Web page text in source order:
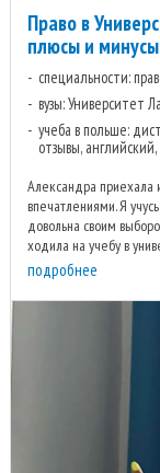
Право в
плюсы и минусы
специальности:
вузы: Университет
учеба в польше:
отзывы,
Александра приехала
впечатлениями. Я
довольна своим
ходила на учебу в
подробнее